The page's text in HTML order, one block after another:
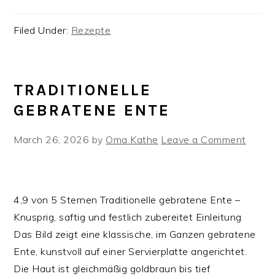
Filed Under: Rezepte
TRADITIONELLE
GEBRATENE ENTE
March 26, 2026 by Oma Kathe Leave a Comment
4,9 von 5 Sternen Traditionelle gebratene Ente –
Knusprig, saftig und festlich zubereitet Einleitung
Das Bild zeigt eine klassische, im Ganzen gebratene
Ente, kunstvoll auf einer Servierplatte angerichtet.
Die Haut ist gleichmäßig goldbraun bis tief